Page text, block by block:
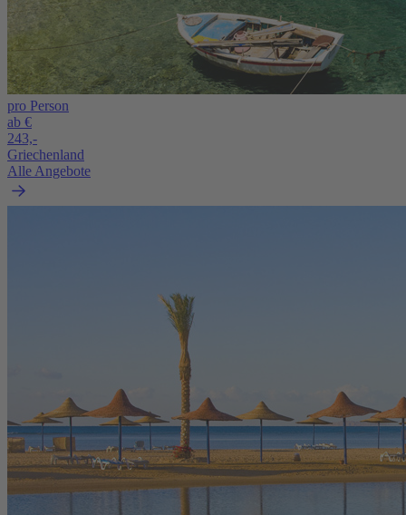
pro Person
ab €
243,-
Griechenland
Alle Angebote